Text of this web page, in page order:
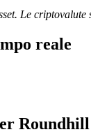
Le
reale